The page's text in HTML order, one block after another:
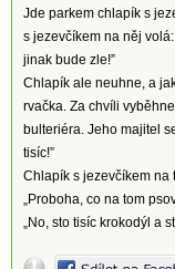
Jde parkem chlapík s
s jezevčíkem na něj
jinak bude zle!”
Chlapík ale neuhne, a
rvačka. Za chvíli
bulteriéra. Jeho majitel
tisíc!”
Chlapík s jezevčíkem na
„Proboha, co na tom
„No, sto tisíc krokodýl a